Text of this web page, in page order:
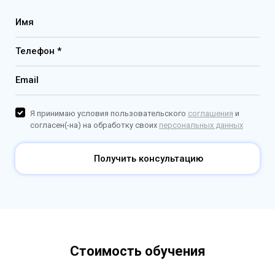
Имя
Телефон *
Email
Получить консультацию
Я принимаю условия пользовательского соглашения и
согласен(-на) на обработку своих персональных данных
Стоимость обучения